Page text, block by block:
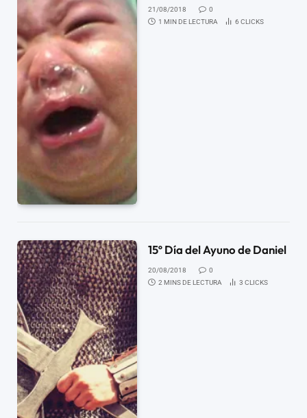
21/08/2018
0
1 MIN DE LECTURA
6CLICKS
15º Día del Ayuno de Daniel
20/08/2018
0
2 MINS DE LECTURA
3CLICKS